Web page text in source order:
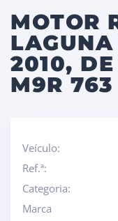
MOTOR
2010,
M9R 763
Veículo:
Ref.ª:
Categoria:
Marca